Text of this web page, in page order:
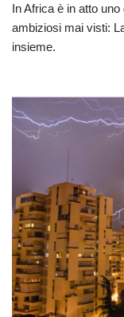
In Africa è in atto
ambiziosi mai visti:
insieme.